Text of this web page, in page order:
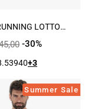
LOTTO
-30%
3940+3
T-
Shirt
Summer Sale